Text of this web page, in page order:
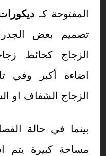
المفتوحة كـ
تصميم بعض
الزجاج كحائط
اضاءة أكبر وفي
الزجاج الشفاف او
بينما في حالة
مساحة كبيرة يتم